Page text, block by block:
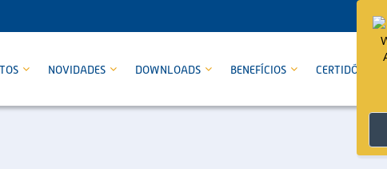
NOVIDADES DOWNLOADS BENEFÍCIOS CERTIDÕES